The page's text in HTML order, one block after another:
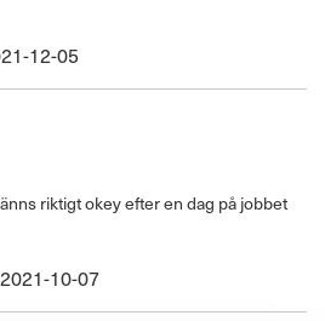
12-05
riktigt okey efter en dag på jobbet
Publicerat
den
2021-10-07